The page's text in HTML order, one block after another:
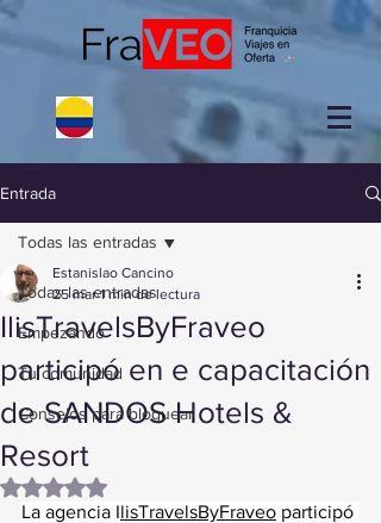
Entrada
Todas las entradas
Empezando
Tu comunidad
Consejos para bloguear
Todas las entradas
IlisTravelsByFraveo
participó en e capacitación
de SANDOS Hotels &
Resort
Estanislao Cancino
25 mar 1 min de lectura
Obtuvo NaN de 5 estrellas.
La agencia IlisTravelsByFraveo participó